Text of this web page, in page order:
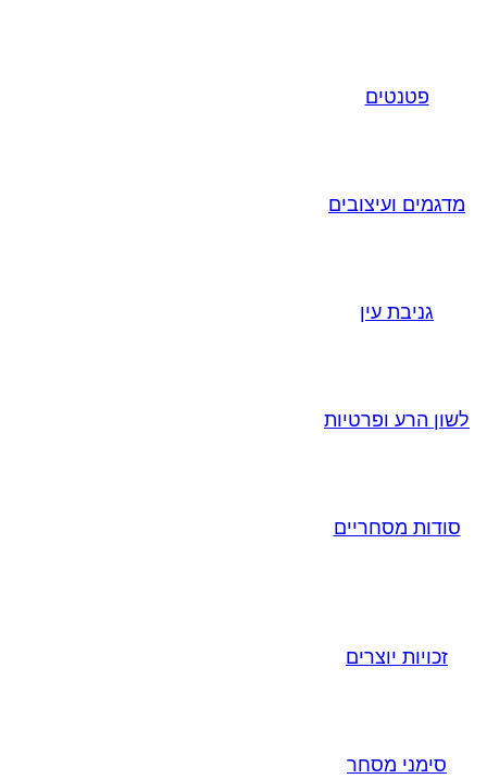
פטנטים
מדגמים ועיצובים
גניבת עין
לשון הרע ופרטיות
סודות מסחריים
זכויות יוצרים
סימני מסחר